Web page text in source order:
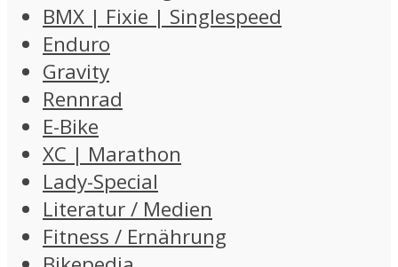
BMX | Fixie | Singlespeed
Enduro
Gravity
Rennrad
E-Bike
XC | Marathon
Lady-Special
Literatur / Medien
Fitness / Ernährung